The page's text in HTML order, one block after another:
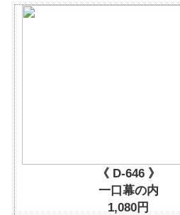
《 D-646 》
一口幕の内
1,080円